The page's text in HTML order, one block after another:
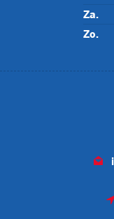
Za.
Zo.